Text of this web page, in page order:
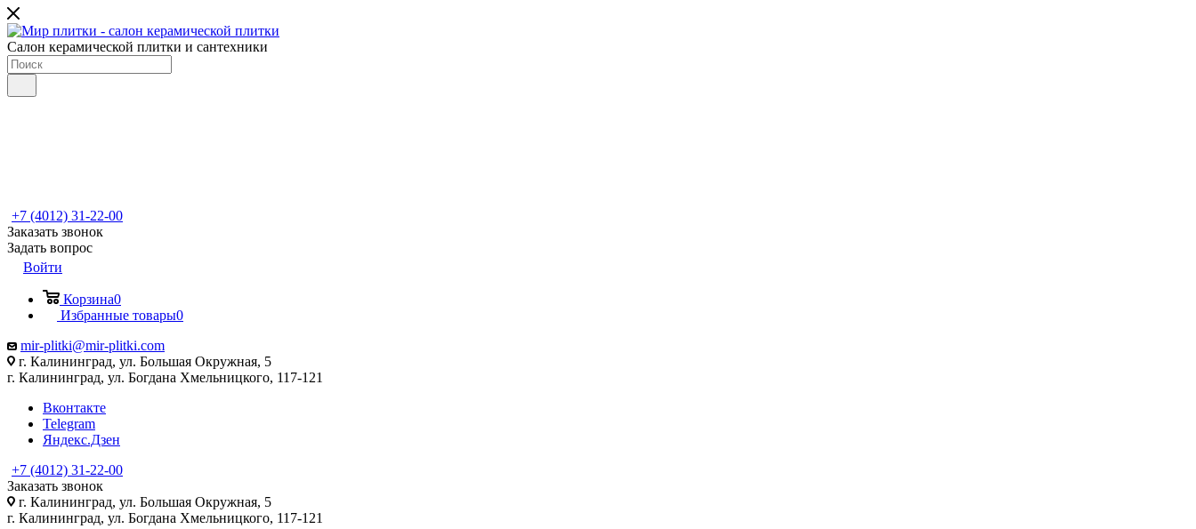
Салон керамической плитки и сантехники
+7 (4012) 31-22-00
Заказать звонок
Задать вопрос
Войти
Корзина0
Избранные товары0
mir-plitki@mir-plitki.com
г. Калининград, ул. Большая Окружная, 5
г. Калининград, ул. Богдана Хмельницкого, 117-121
Вконтакте
Telegram
Яндекс.Дзен
+7 (4012) 31-22-00
Заказать звонок
г. Калининград, ул. Большая Окружная, 5
г. Калининград, ул. Богдана Хмельницкого, 117-121